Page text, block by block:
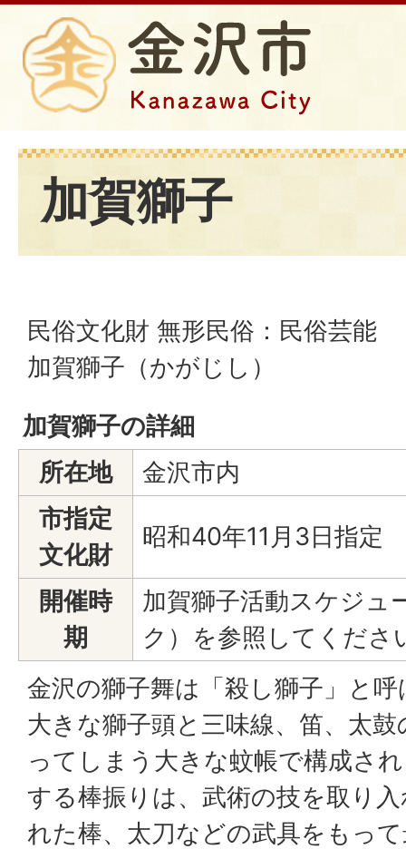
加賀獅子
民俗文化財 無形民俗：民俗芸能
加賀獅子（かがじし）
加賀獅子の詳細
所在地
金沢市内
市指定
文化財
昭和40年11月3日指定
開催時
期
加賀獅子活動スケジュ
ク）を参照してくださ
金沢の獅子舞は「殺し獅子」と
大きな獅子頭と三味線、笛、太
ってしまう大きな蚊帳で構成さ
する棒振りは、武術の技を取り
れた棒、太刀などの武具をもっ